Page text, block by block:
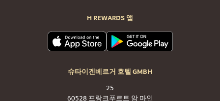
H REWARDS 앱
슈타이겐베르거 호텔 GMBH
25
60528 프랑크푸르트 암 마인